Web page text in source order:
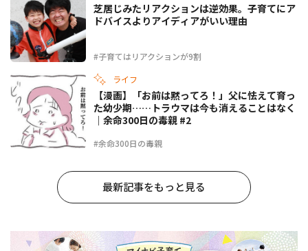
#子育てはリアクションが9割
芝居じみたリアクションは逆効果。子育てにア
ドバイスよりアイディアがいい理由
ライフ
#余命300日の毒親
【漫画】「お前は黙ってろ！」父に怯えて育っ
た幼少期……トラウマは今も消えることはなく
｜余命300日の毒親 #2
最新記事をもっと見る